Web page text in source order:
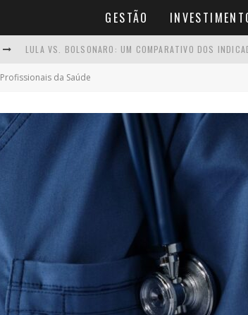
GESTÃO
LULA VS. BOLSONARO: UM COMPARATIVO DOS
MEI QUE FATURA MAIS DE R$ 81 MIL: O QUE ACONTECE
PRECISO ABRIR EMPRESA PARA SER AFILIADO? O
O XADREZ POLÍTICO POR TRÁS DA JORNADA 4×3:
Profissionais da Saúde